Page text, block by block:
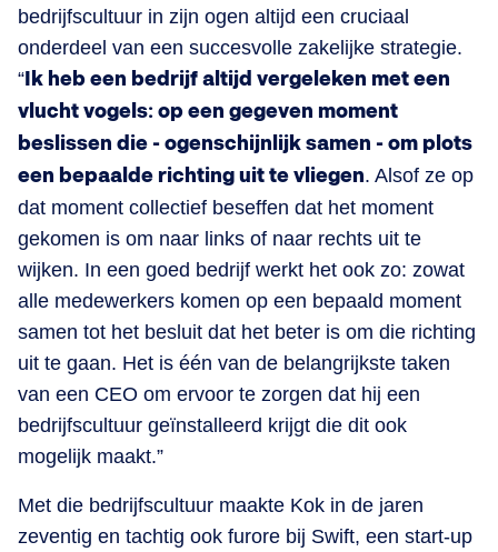
bedrijfscultuur in zijn ogen altijd een cruciaal
onderdeel van een succesvolle zakelijke strategie.
“ Ik heb een bedrijf altijd vergeleken met een
vlucht vogels: op een gegeven moment
beslissen die - ogenschijnlijk samen - om plots
een bepaalde richting uit te vliegen. Alsof ze op
dat moment collectief beseffen dat het moment
gekomen is om naar links of naar rechts uit te
wijken. In een goed bedrijf werkt het ook zo: zowat
alle medewerkers komen op een bepaald moment
samen tot het besluit dat het beter is om die richting
uit te gaan. Het is één van de belangrijkste taken
van een CEO om ervoor te zorgen dat hij een
bedrijfscultuur geïnstalleerd krijgt die dit ook
mogelijk maakt.”
Met die bedrijfscultuur maakte Kok in de jaren
zeventig en tachtig ook furore bij Swift, een start-up